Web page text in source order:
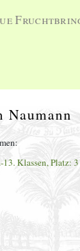
13. Klassen, Platz: 3